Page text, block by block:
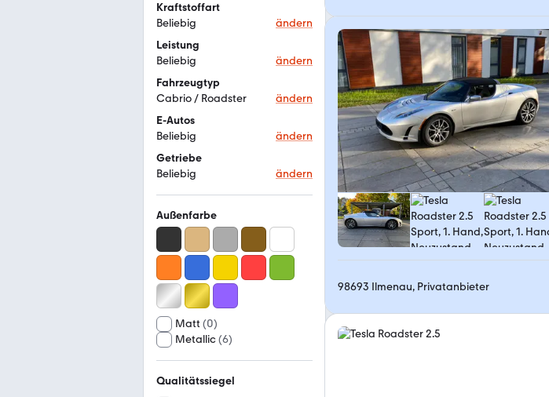
Kraftstoffart
Beliebig
ändern
Leistung
Beliebig
ändern
Fahrzeugtyp
Cabrio / Roadster
ändern
E-Autos
Beliebig
ändern
Getriebe
Beliebig
ändern
Außenfarbe
Matt (0)
Metallic(6)
Qualitätssiegel
98693 Ilmenau, Privatanbieter